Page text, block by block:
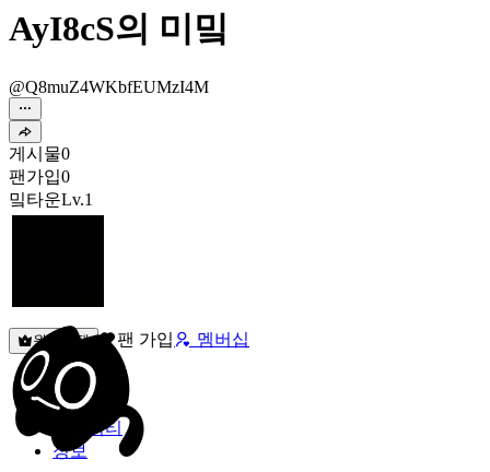
AyI8cS의 미밐
@Q8muZ4WKbfEUMzI4M
게시물0
팬가입0
밐타운Lv.1
원픽선택 팬 가입 멤버십
밐타운
피드
커뮤니티
정보